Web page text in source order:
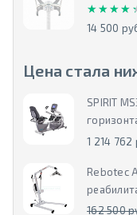
14 500
Цена стала
SPIRIT
1 214 762
Rebotec
162 500